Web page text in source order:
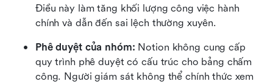
Điều này làm tăng khối lượng công việc hành
chính và dẫn đến sai lệch thường xuyên.
Phê duyệt của nhóm: Notion không cung cấp
quy trình phê duyệt có cấu trúc cho bảng chấm
công. Người giám sát không thể chính thức xem